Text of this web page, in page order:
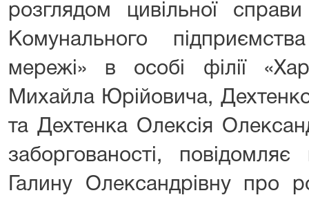
розглядом цивільної
Комунального
мережі» в особі філії
Михайла Юрійовича,
та Дехтенка Олексія
заборгованості, повідомляє
Галину Олександрівну про